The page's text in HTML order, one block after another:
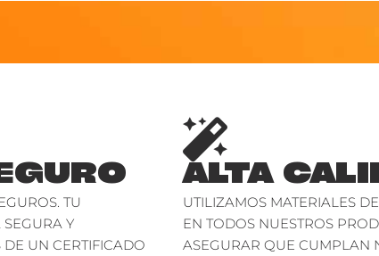
TU
Y
DE UN CERTIFICADO
ALTA
UTILIZAMOS MATERIALES
EN TODOS NUESTROS
ASEGURAR QUE CUMPLAN